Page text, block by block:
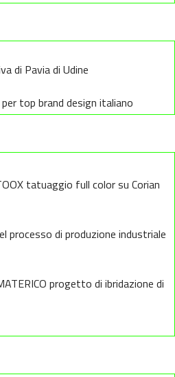
di Pavia di Udine
top brand design italiano
tatuaggio full color su Corian
processo di produzione industriale
progetto di ibridazione di